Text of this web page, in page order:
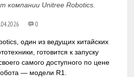
компании Unitree Robotics.
0
один из ведущих китайских
готовится к запуску
самого доступного по цене
— модели R1.